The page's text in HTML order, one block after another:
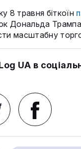
8 травня біткоїн
Дональда
масштабну
UA в